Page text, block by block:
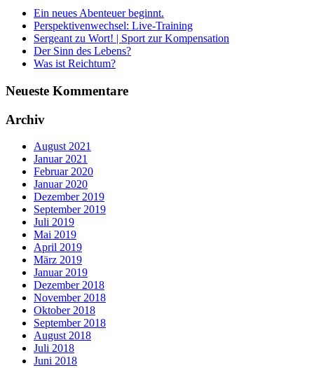
Ein neues Abenteuer beginnt.
Perspektivenwechsel: Live-Training
Sergeant zu Wort! | Sport zur Kompensation
Der Sinn des Lebens?
Was ist Reichtum?
Neueste Kommentare
Archiv
August 2021
Januar 2021
Februar 2020
Januar 2020
Dezember 2019
September 2019
Juli 2019
Mai 2019
April 2019
März 2019
Januar 2019
Dezember 2018
November 2018
Oktober 2018
September 2018
August 2018
Juli 2018
Juni 2018